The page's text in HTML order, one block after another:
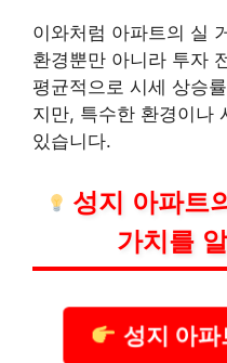
이와처럼 아파트의 실
환경뿐만 아니라 투자
평균적으로 시세 상승
지만, 특수한 환경이나
있습니다.
성지 아파트
가치를
성지 아파